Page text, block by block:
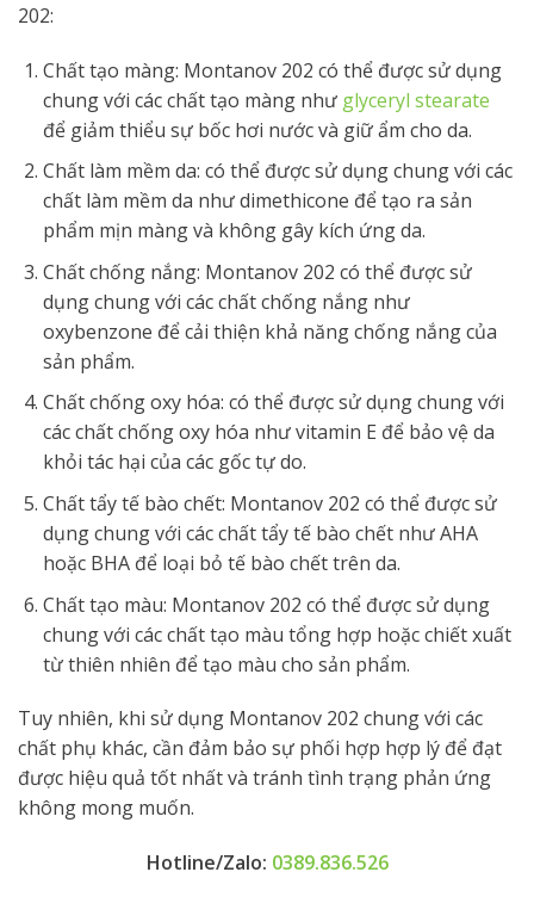
202:
Chất tạo màng: Montanov 202 có thể được sử dụng
chung với các chất tạo màng như glyceryl stearate
để giảm thiểu sự bốc hơi nước và giữ ẩm cho da.
Chất làm mềm da: có thể được sử dụng chung với các
chất làm mềm da như dimethicone để tạo ra sản
phẩm mịn màng và không gây kích ứng da.
Chất chống nắng: Montanov 202 có thể được sử
dụng chung với các chất chống nắng như
oxybenzone để cải thiện khả năng chống nắng của
sản phẩm.
Chất chống oxy hóa: có thể được sử dụng chung với
các chất chống oxy hóa như vitamin E để bảo vệ da
khỏi tác hại của các gốc tự do.
Chất tẩy tế bào chết: Montanov 202 có thể được sử
dụng chung với các chất tẩy tế bào chết như AHA
hoặc BHA để loại bỏ tế bào chết trên da.
Chất tạo màu: Montanov 202 có thể được sử dụng
chung với các chất tạo màu tổng hợp hoặc chiết xuất
từ thiên nhiên để tạo màu cho sản phẩm.
Tuy nhiên, khi sử dụng Montanov 202 chung với các
chất phụ khác, cần đảm bảo sự phối hợp hợp lý để đạt
được hiệu quả tốt nhất và tránh tình trạng phản ứng
không mong muốn.
Hotline/Zalo: 0389.836.526